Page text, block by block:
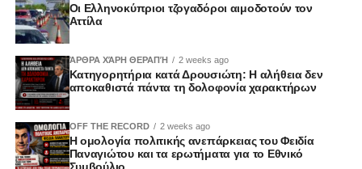
Οι Ελληνοκύπριοι τζογαδόροι αιμοδοτούν τον
Αττίλα
ΆΡΘΡΑ ΧΆΡΗ ΘΕΡΑΠΉ 2 weeks ago
Κατηγορητήρια κατά Δρουσιώτη: Η αλήθεια δεν
αποκαθιστά πάντα τη δολοφονία χαρακτήρων
OFF THE RECORD 2 weeks ago
Η ομολογία πολιτικής ανεπάρκειας του Φειδία
Παναγιώτου και τα ερωτήματα για το Εθνικό